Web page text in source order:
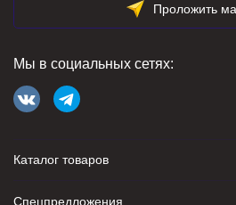
Проложить
Мы в социальных сетях:
Каталог товаров
Спецпредложения